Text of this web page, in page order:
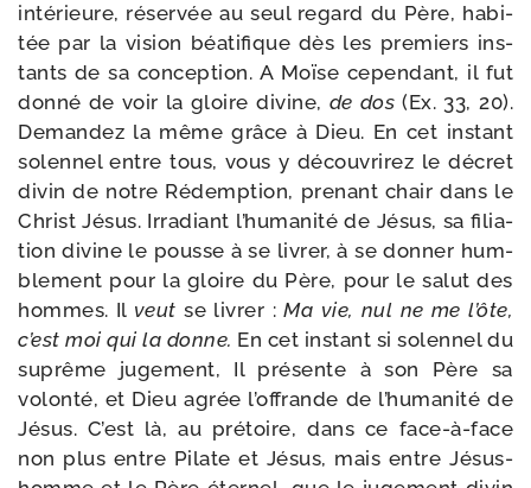
inté­rieure, réser­vée au seul regard du Père, habi­
tée par la vision béa­ti­fique dès les pre­miers ins­
tants de sa concep­tion. A Moïse cepen­dant, il fut
don­né de voir la gloire divine, de dos (Ex. 33, 20).
Demandez la même grâce à Dieu. En cet ins­tant
solen­nel entre tous, vous y décou­vri­rez le décret
divin de notre Rédemption, pre­nant chair dans le
Christ Jésus. Irradiant l’humanité de Jésus, sa filia­
tion divine le pousse à se livrer, à se don­ner hum­
ble­ment pour la gloire du Père, pour le salut des
hommes. Il veut se livrer :Ma vie, nul ne me l’ôte,
c’est moi qui la donne. En cet ins­tant si solen­nel du
suprême juge­ment, Il pré­sente à son Père sa
volon­té, et Dieu agrée l’offrande de l’humanité de
Jésus. C’est là, au pré­toire, dans ce face-​à-​face
non plus entre Pilate et Jésus, mais entre Jésus-​